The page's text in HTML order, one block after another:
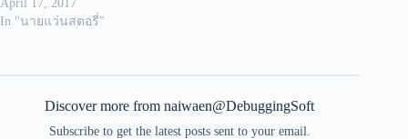
April 17, 2017
In "นายแว่นสตอรี่"
Discover more from naiwaen@DebuggingSoft
Subscribe to get the latest posts sent to your email.